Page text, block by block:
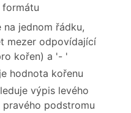
formátu
jednom řádku,
mezer odpovídající
kořen) a '- '
hodnota kořenu
výpis levého
podstromu